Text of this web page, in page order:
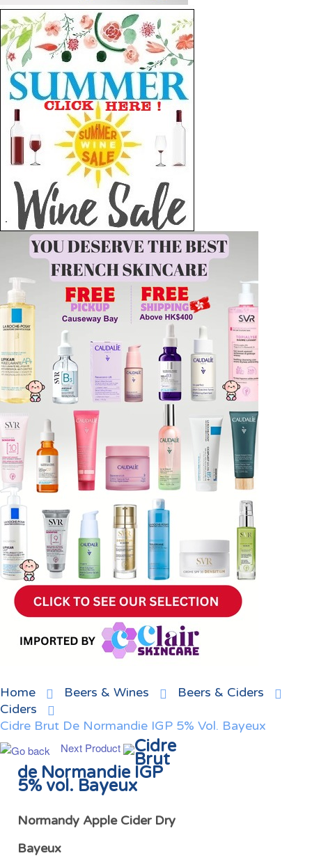
Home Beers & Wines
Beers & Ciders
Ciders
Cidre Brut De Normandie IGP 5% Vol. Bayeux
Next Product Cidre
Brut
de Normandie IGP
5% vol. Bayeux
Normandy Apple Cider Dry
Bayeux